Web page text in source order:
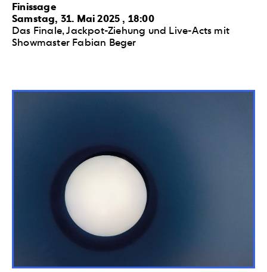
Finissage
Samstag, 31. Mai 2025 , 18:00
Das Finale, Jackpot-Ziehung und Live-Acts mit
Showmaster Fabian Beger